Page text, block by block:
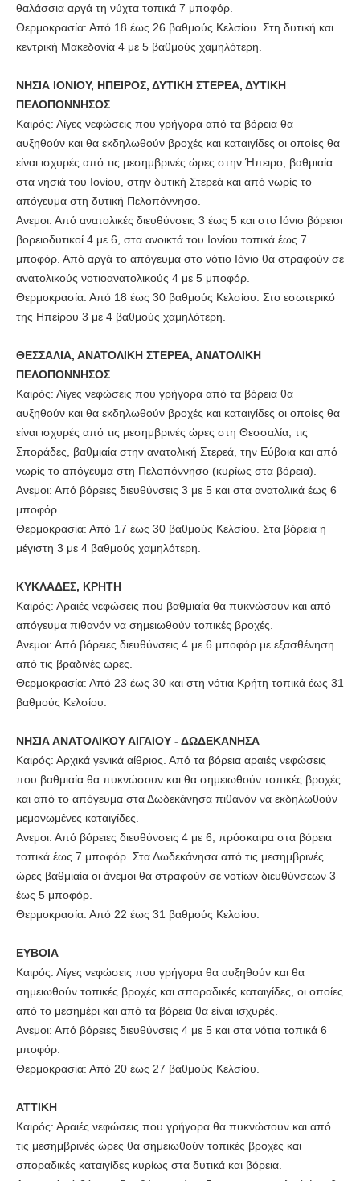
θαλάσσια αργά τη νύχτα τοπικά 7 μποφόρ.
Θερμοκρασία: Από 18 έως 26 βαθμούς Κελσίου. Στη δυτική και
κεντρική Μακεδονία 4 με 5 βαθμούς χαμηλότερη.
ΝΗΣΙΑ ΙΟΝΙΟΥ, ΗΠΕΙΡΟΣ, ΔΥΤΙΚΗ ΣΤΕΡΕΑ, ΔΥΤΙΚΗ
ΠΕΛΟΠΟΝΝΗΣΟΣ
Καιρός: Λίγες νεφώσεις που γρήγορα από τα βόρεια θα
αυξηθούν και θα εκδηλωθούν βροχές και καταιγίδες οι οποίες θα
είναι ισχυρές από τις μεσημβρινές ώρες στην Ήπειρο, βαθμιαία
στα νησιά του Ιονίου, στην δυτική Στερεά και από νωρίς το
απόγευμα στη δυτική Πελοπόννησο.
Ανεμοι: Από ανατολικές διευθύνσεις 3 έως 5 και στο Ιόνιο βόρειοι
βορειοδυτικοί 4 με 6, στα ανοικτά του Ιονίου τοπικά έως 7
μποφόρ. Από αργά το απόγευμα στο νότιο Ιόνιο θα στραφούν σε
ανατολικούς νοτιοανατολικούς 4 με 5 μποφόρ.
Θερμοκρασία: Από 18 έως 30 βαθμούς Κελσίου. Στο εσωτερικό
της Ηπείρου 3 με 4 βαθμούς χαμηλότερη.
ΘΕΣΣΑΛΙΑ, ΑΝΑΤΟΛΙΚΗ ΣΤΕΡΕΑ, ΑΝΑΤΟΛΙΚΗ
ΠΕΛΟΠΟΝΝΗΣΟΣ
Καιρός: Λίγες νεφώσεις που γρήγορα από τα βόρεια θα
αυξηθούν και θα εκδηλωθούν βροχές και καταιγίδες οι οποίες θα
είναι ισχυρές από τις μεσημβρινές ώρες στη Θεσσαλία, τις
Σποράδες, βαθμιαία στην ανατολική Στερεά, την Εύβοια και από
νωρίς το απόγευμα στη Πελοπόννησο (κυρίως στα βόρεια).
Ανεμοι: Από βόρειες διευθύνσεις 3 με 5 και στα ανατολικά έως 6
μποφόρ.
Θερμοκρασία: Από 17 έως 30 βαθμούς Κελσίου. Στα βόρεια η
μέγιστη 3 με 4 βαθμούς χαμηλότερη.
ΚΥΚΛΑΔΕΣ, ΚΡΗΤΗ
Καιρός: Αραιές νεφώσεις που βαθμιαία θα πυκνώσουν και από
απόγευμα πιθανόν να σημειωθούν τοπικές βροχές.
Ανεμοι: Από βόρειες διευθύνσεις 4 με 6 μποφόρ με εξασθένηση
από τις βραδινές ώρες.
Θερμοκρασία: Από 23 έως 30 και στη νότια Κρήτη τοπικά έως 31
βαθμούς Κελσίου.
ΝΗΣΙΑ ΑΝΑΤΟΛΙΚΟΥ ΑΙΓΑΙΟΥ - ΔΩΔΕΚΑΝΗΣΑ
Καιρός: Αρχικά γενικά αίθριος. Από τα βόρεια αραιές νεφώσεις
που βαθμιαία θα πυκνώσουν και θα σημειωθούν τοπικές βροχές
και από το απόγευμα στα Δωδεκάνησα πιθανόν να εκδηλωθούν
μεμονωμένες καταιγίδες.
Ανεμοι: Από βόρειες διευθύνσεις 4 με 6, πρόσκαιρα στα βόρεια
τοπικά έως 7 μποφόρ. Στα Δωδεκάνησα από τις μεσημβρινές
ώρες βαθμιαία οι άνεμοι θα στραφούν σε νοτίων διευθύνσεων 3
έως 5 μποφόρ.
Θερμοκρασία: Από 22 έως 31 βαθμούς Κελσίου.
ΕΥΒΟΙΑ
Καιρός: Λίγες νεφώσεις που γρήγορα θα αυξηθούν και θα
σημειωθούν τοπικές βροχές και σποραδικές καταιγίδες, οι οποίες
από το μεσημέρι και από τα βόρεια θα είναι ισχυρές.
Ανεμοι: Από βόρειες διευθύνσεις 4 με 5 και στα νότια τοπικά 6
μποφόρ.
Θερμοκρασία: Από 20 έως 27 βαθμούς Κελσίου.
ΑΤΤΙΚΗ
Καιρός: Αραιές νεφώσεις που γρήγορα θα πυκνώσουν και από
τις μεσημβρινές ώρες θα σημειωθούν τοπικές βροχές και
σποραδικές καταιγίδες κυρίως στα δυτικά και βόρεια.